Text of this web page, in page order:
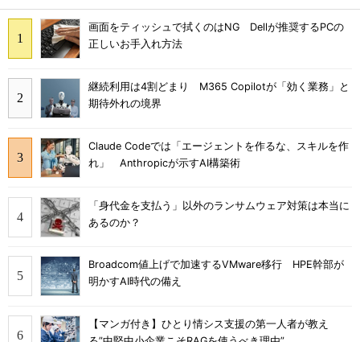
画面をティッシュで拭くのはNG Dellが推奨するPCの
正しいお手入れ方法
継続利用は4割どまり M365 Copilotが「効く業務」と
期待外れの境界
Claude Codeでは「エージェントを作るな、スキルを作
れ」 Anthropicが示すAI構築術
「身代金を支払う」以外のランサムウェア対策は本当に
あるのか？
Broadcom値上げで加速するVMware移行 HPE幹部が
明かすAI時代の備え
【マンガ付き】ひとり情シス支援の第一人者が教え